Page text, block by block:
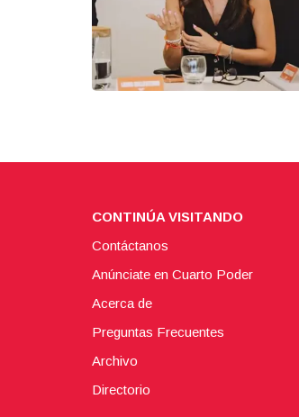
CONTINÚA VISITANDO
Contáctanos
Anúnciate en Cuarto Poder
Acerca de
Preguntas Frecuentes
Archivo
Directorio